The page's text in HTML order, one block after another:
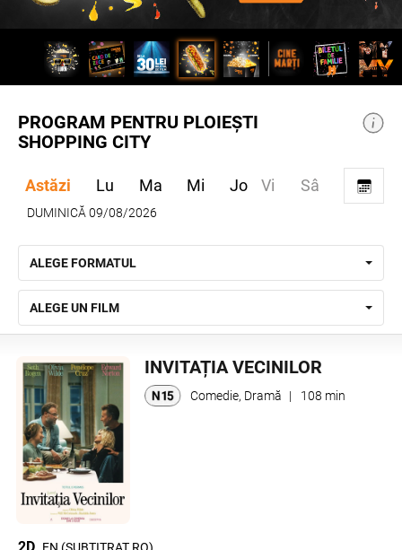
PROGRAM PENTRU PLOIEȘTI
SHOPPING CITY
Astăzi Lu Ma Mi Jo Vi Sâ
DUMINICĂ 09/08/2026
ALEGE FORMATUL
ALEGE UN FILM
INVITAȚIA VECINILOR
Comedie, Dramă | 108 min